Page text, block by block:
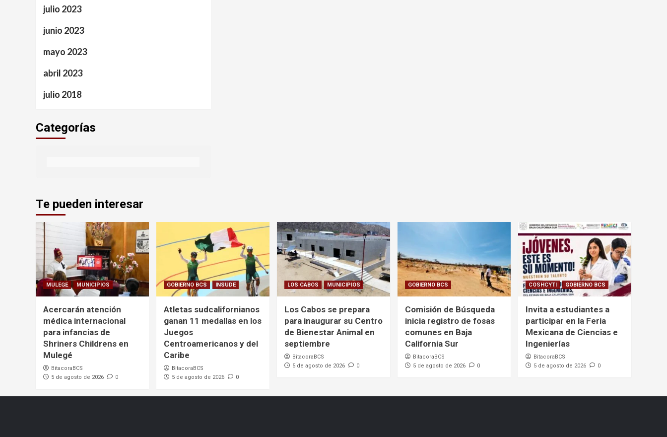
julio 2023
junio 2023
mayo 2023
abril 2023
julio 2018
Categorías
Te pueden interesar
MULEGE MUNICIPIOS
Acercarán atención
médica internacional
para infancias de
Shriners Childrens en
Mulegé
BitacoraBCS
5 de agosto de 2026
0
GOBIERNO BCS INSUDE
Atletas sudcalifornianos
ganan 11 medallas en los
Juegos
Centroamericanos y del
Caribe
BitacoraBCS
5 de agosto de 2026
0
LOS CABOS MUNICIPIOS
Los Cabos se prepara
para inaugurar su Centro
de Bienestar Animal en
septiembre
BitacoraBCS
5 de agosto de 2026
0
GOBIERNO BCS
Comisión de Búsqueda
inicia registro de fosas
comunes en Baja
California Sur
BitacoraBCS
5 de agosto de 2026
0
COSHCYTI GOBIERNO BCS
Invita a estudiantes a
participar en la Feria
Mexicana de Ciencias e
Ingenierías
BitacoraBCS
5 de agosto de 2026
0